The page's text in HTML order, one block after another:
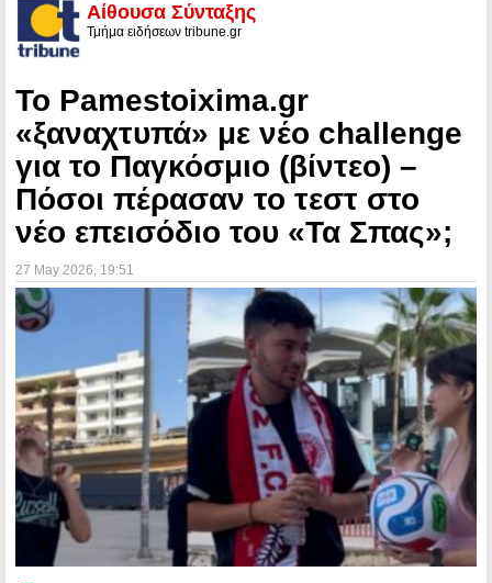
Αίθουσα Σύνταξης
Τμήμα ειδήσεων tribune.gr
Το Pamestoixima.gr
«ξαναχτυπά» με νέο challenge
για το Παγκόσμιο (βίντεο) –
Πόσοι πέρασαν το τεστ στο
νέο επεισόδιο του «Τα Σπας»;
27 May 2026 , 19:51